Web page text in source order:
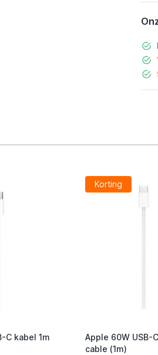
C kabel 1m
Korting
Apple 60W USB-
cable (1m)